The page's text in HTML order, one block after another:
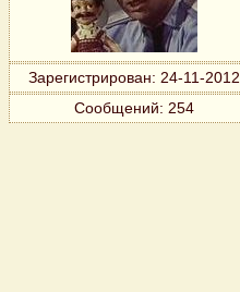
Зарегистрирован: 24-11-2012
Сообщений: 254